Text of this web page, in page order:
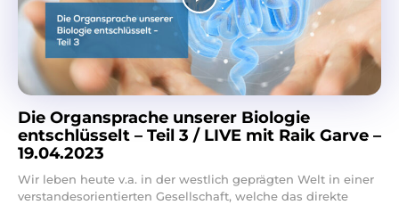
Die Organsprache unserer Biologie
entschlüsselt – Teil 3 / LIVE mit Raik Garve –
19.04.2023
Wir leben heute v.a. in der westlich geprägten Welt in einer
verstandesorientierten Gesellschaft, welche das direkte